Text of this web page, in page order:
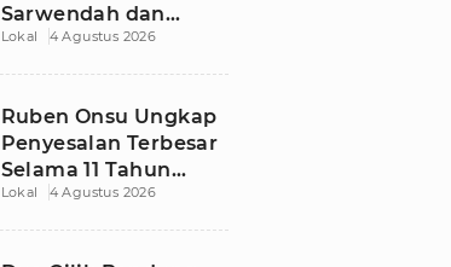
Sarwendah dan
Ruben Onsu Usai
Lokal 4 Agustus 2026
Ruben Onsu Ungkap
Penyesalan Terbesar
Selama 11 Tahun
Nikahi Sarwendah
Lokal 4 Agustus 2026